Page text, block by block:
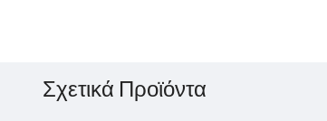
Σχετικά Προϊόντα